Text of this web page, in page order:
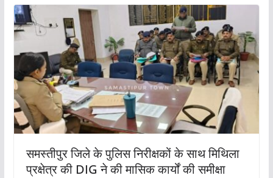
समस्तीपुर जिले के पुलिस निरीक्षकों के साथ मिथिला
प्रक्षेत्र की DIG ने की मासिक कार्यों की समीक्षा